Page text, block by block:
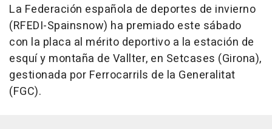
La Federación española de deportes de invierno
(RFEDI-Spainsnow) ha premiado este sábado
con la placa al mérito deportivo a la estación de
esquí y montaña de Vallter, en Setcases (Girona),
gestionada por Ferrocarrils de la Generalitat
(FGC).